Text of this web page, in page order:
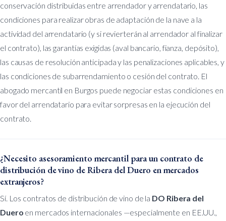
conservación distribuidas entre arrendador y arrendatario, las
condiciones para realizar obras de adaptación de la nave a la
actividad del arrendatario (y si revierterán al arrendador al finalizar
el contrato), las garantías exigidas (aval bancario, fianza, depósito),
las causas de resolución anticipada y las penalizaciones aplicables, y
las condiciones de subarrendamiento o cesión del contrato. El
abogado mercantil en Burgos puede negociar estas condiciones en
favor del arrendatario para evitar sorpresas en la ejecución del
contrato.
¿Necesito asesoramiento mercantil para un contrato de
distribución de vino de Ribera del Duero en mercados
extranjeros?
Sí. Los contratos de distribución de vino de la DO Ribera del
Duero en mercados internacionales —especialmente en EE.UU.,